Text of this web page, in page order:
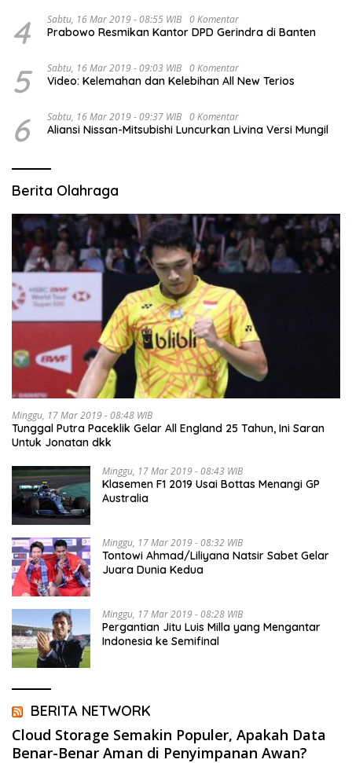
4 Sabtu, 16 Mar 2019 - 08:55 WIB 0 Komentar
Prabowo Resmikan Kantor DPD Gerindra di Banten
5 Sabtu, 16 Mar 2019 - 09:03 WIB 0 Komentar
Video: Kelemahan dan Kelebihan All New Terios
6 Sabtu, 16 Mar 2019 - 09:37 WIB 0 Komentar
Aliansi Nissan-Mitsubishi Luncurkan Livina Versi Mungil
Berita Olahraga
Minggu, 17 Mar 2019 - 08:48 WIB
Tunggal Putra Paceklik Gelar All England 25 Tahun, Ini Saran
Untuk Jonatan dkk
Minggu, 17 Mar 2019 - 08:43 WIB
Klasemen F1 2019 Usai Bottas Menangi GP
Australia
Minggu, 17 Mar 2019 - 08:32 WIB
Tontowi Ahmad/Liliyana Natsir Sabet Gelar
Juara Dunia Kedua
Minggu, 17 Mar 2019 - 08:28 WIB
Pergantian Jitu Luis Milla yang Mengantar
Indonesia ke Semifinal
BERITA NETWORK
Cloud Storage Semakin Populer, Apakah Data
Benar-Benar Aman di Penyimpanan Awan?